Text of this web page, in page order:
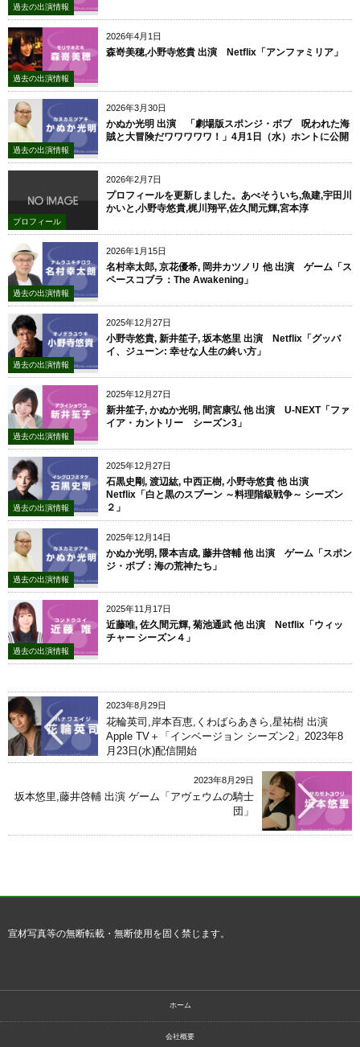
過去の出演情報
2026年4月1日
過去の出演情報
森嵜美穂,小野寺悠貴 出演 Netflix「アンファミリア」
2026年3月30日
過去の出演情報
かぬか光明 出演 「劇場版スポンジ・ボブ 呪われた海
賊と大冒険だワワワワワ！」4月1日（水）ホントに公開
2026年2月7日
プロフィール
プロフィールを更新しました。あべそういち,魚建,宇田川
かいと,小野寺悠貴,梶川翔平,佐久間元輝,宮本淳
2026年1月15日
過去の出演情報
名村幸太郎, 京花優希, 岡井カツノリ 他 出演 ゲーム「ス
ペースコブラ：The Awakening」
2025年12月27日
過去の出演情報
小野寺悠貴, 新井笙子, 坂本悠里 出演 Netflix「グッバ
イ、ジューン: 幸せな人生の終い方」
2025年12月27日
過去の出演情報
新井笙子, かぬか光明, 間宮康弘 他 出演 U-NEXT「ファ
イア・カントリー シーズン3」
2025年12月27日
過去の出演情報
石黒史剛, 渡辺紘, 中西正樹, 小野寺悠貴 他 出演
Netflix「白と黒のスプーン ～料理階級戦争～ シーズン
２」
2025年12月14日
過去の出演情報
かぬか光明, 隈本吉成, 藤井啓輔 他 出演 ゲーム「スポン
ジ・ボブ：海の荒神たち」
2025年11月17日
過去の出演情報
近藤唯, 佐久間元輝, 菊池通武 他 出演 Netflix「ウィッ
チャー シーズン４」
2023年8月29日
花輪英司,岸本百恵,くわばらあきら,星祐樹 出演
Apple TV＋「インベージョン シーズン2」2023年8
月23日(水)配信開始
2023年8月29日
坂本悠里,藤井啓輔 出演 ゲーム「アヴェウムの騎士
団」
宣材写真等の無断転載・無断使用を固く禁じます。
ホーム
会社概要